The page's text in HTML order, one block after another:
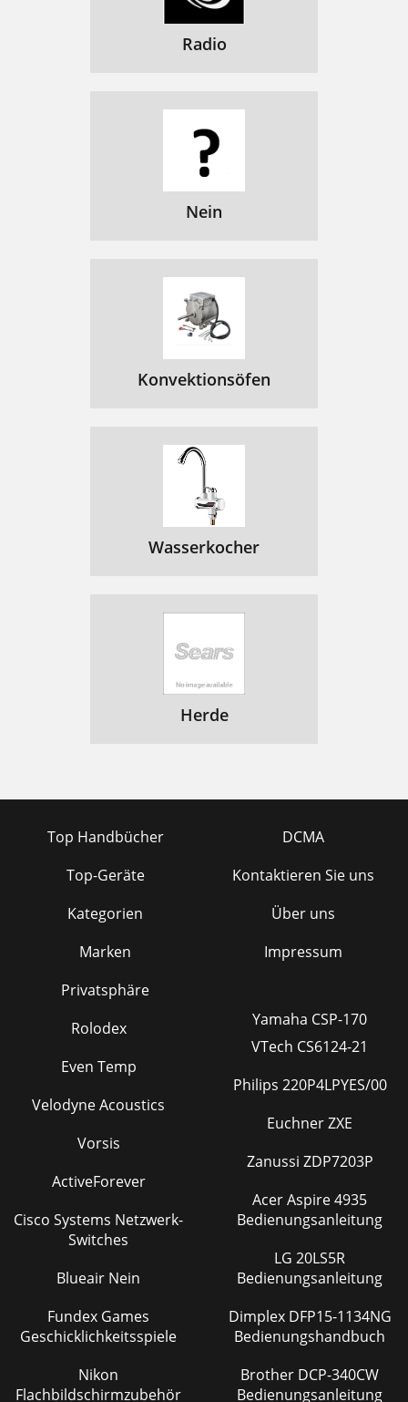
Radio
Nein
Konvektionsöfen
Wasserkocher
Herde
Top Handbücher
Top-Geräte
Kategorien
Marken
Privatsphäre
DCMA
Kontaktieren Sie uns
Über uns
Impressum
Rolodex
Even Temp
Velodyne Acoustics
Vorsis
ActiveForever
Cisco Systems Netzwerk-
Switches
Blueair Nein
Fundex Games
Geschicklichkeitsspiele
Nikon
Flachbildschirmzubehör
Yamaha CSP-170
VTech CS6124-21
Philips 220P4LPYES/00
Euchner ZXE
Zanussi ZDP7203P
Acer Aspire 4935
Bedienungsanleitung
LG 20LS5R
Bedienungsanleitung
Dimplex DFP15-1134NG
Bedienungshandbuch
Brother DCP-340CW
Bedienungsanleitung